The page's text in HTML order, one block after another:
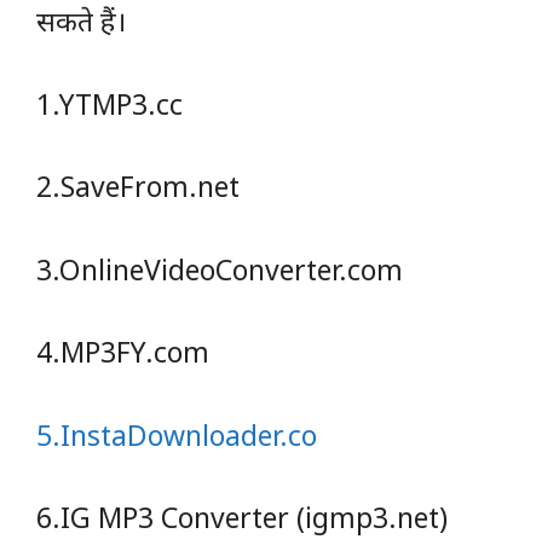
सकते हैं।
1.YTMP3.cc
2.SaveFrom.net
3.OnlineVideoConverter.com
4.MP3FY.com
5.InstaDownloader.co
6.IG MP3 Converter (igmp3.net)